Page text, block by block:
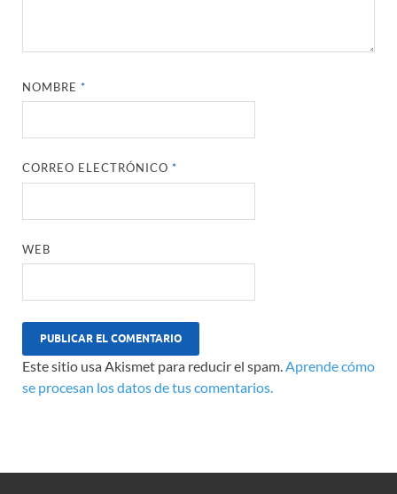
NOMBRE*
CORREO ELECTRÓNICO*
WEB
Este sitio usa Akismet para reducir el spam.Aprende cómo
se procesan los datos de tus comentarios.